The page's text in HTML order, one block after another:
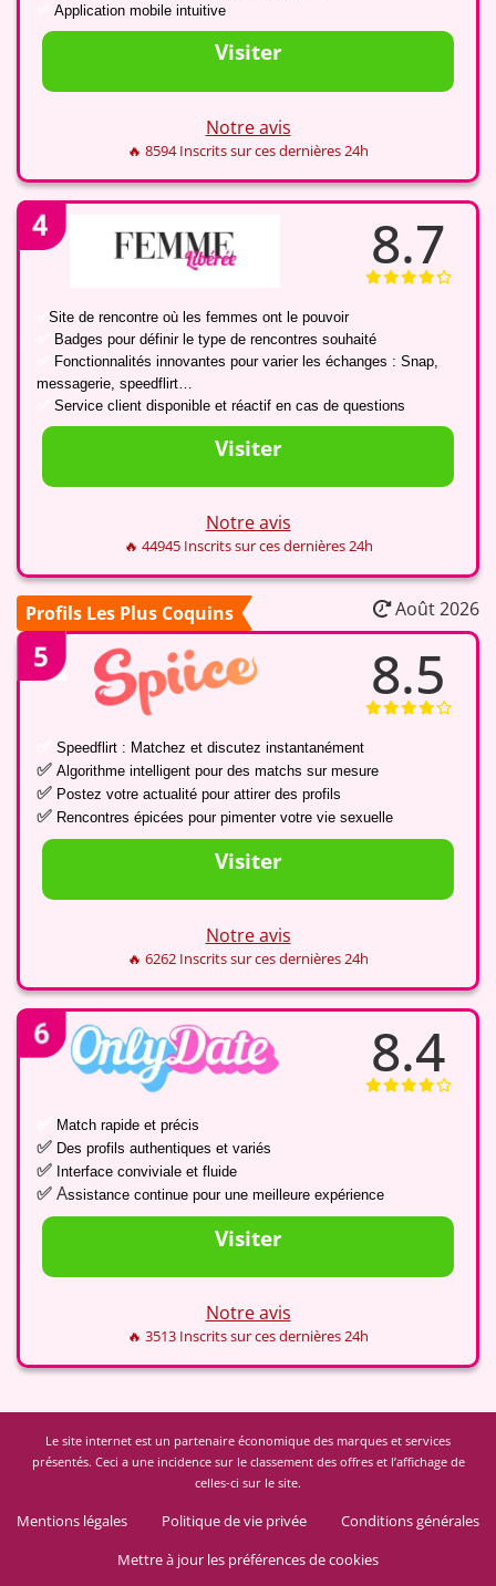
Application mobile intuitive
Visiter
Notre avis
🔥 8594 Inscrits sur ces dernières 24h
8.7
Site de rencontre où les femmes ont le pouvoir
Badges pour définir le type de rencontres souhaité
Fonctionnalités innovantes pour varier les échanges : Snap,
messagerie, speedflirt…
Service client disponible et réactif en cas de questions
Visiter
Notre avis
🔥 44945 Inscrits sur ces dernières 24h
Profils Les Plus Coquins Août 2026
8.5
Speedflirt : Matchez et discutez instantanément
✅ Algorithme intelligent pour des matchs sur mesure
✅ Postez votre actualité pour attirer des profils
✅ Rencontres épicées pour pimenter votre vie sexuelle
Visiter
Notre avis
🔥 6262 Inscrits sur ces dernières 24h
8.4
Match rapide et précis
✅ Des profils authentiques et variés
✅ Interface conviviale et fluide
✅ Assistance continue pour une meilleure expérience
Visiter
Notre avis
🔥 3513 Inscrits sur ces dernières 24h
Le site internet est un partenaire économique des marques et services
présentés. Ceci a une incidence sur le classement des offres et l’affichage de
celles-ci sur le site.
Mentions légales Politique de vie privée
Conditions générales
Mettre à jour les préférences de cookies